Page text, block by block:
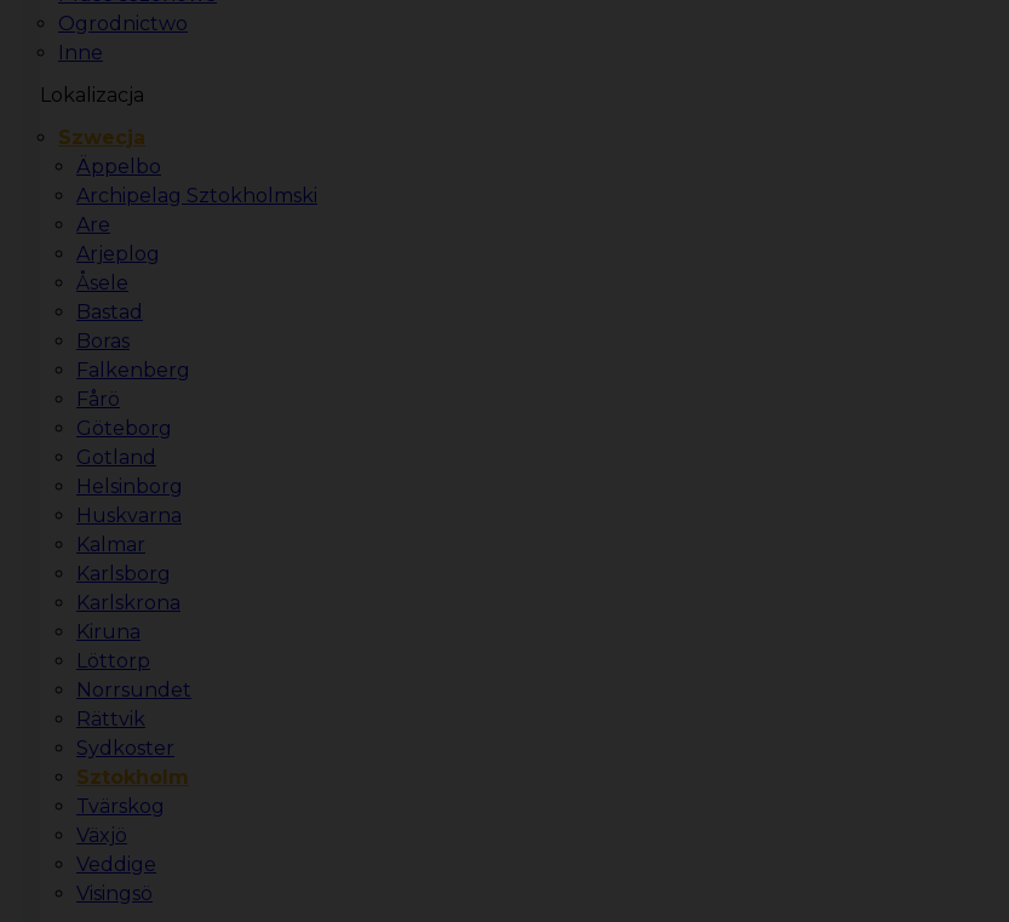
Ogrodnictwo
Inne
Lokalizacja
Szwecja
Äppelbo
Archipelag Sztokholmski
Are
Arjeplog
Åsele
Bastad
Boras
Falkenberg
Fårö
Göteborg
Gotland
Helsinborg
Huskvarna
Kalmar
Karlsborg
Karlskrona
Kiruna
Löttorp
Norrsundet
Rättvik
Sydkoster
Sztokholm
Tvärskog
Växjö
Veddige
Visingsö